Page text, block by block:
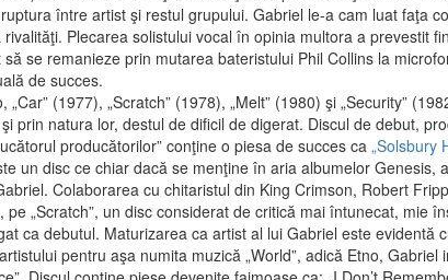
între artist şi restul grupului. Gabriel le-a cam luat faţa
Plecarea solistului vocal în opinia multora a prevestit
se remanieze prin mutarea bateristului Phil Collins la
de succes.
(1977), „Scratch” (1978), „Melt” (1980) şi „Security”
prin natura lor, destul de dificil de digerat. Discul de debut,
producătorilor” conţine o piesa de succes ca „Solsbury
un disc ce chiar dacă se menţine în aria albumelor Genesis,
Colaborarea cu chitaristul din King Crimson, Robert
„Scratch”, un disc considerat de critică mai întunecat, mie
ca debutul. Maturizarea ca artist al lui Gabriel este evidentă
pentru aşa numita muzică „World”, adică Etno, Gabriel